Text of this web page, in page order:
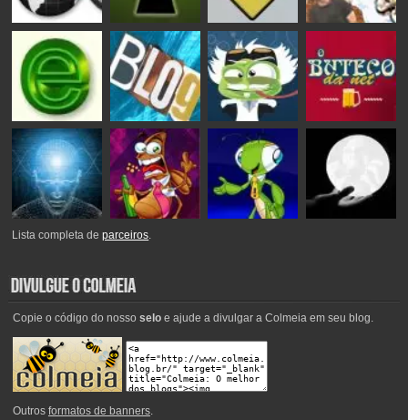
Lista completa deparceiros.
Copie o código do nosso seloe ajude a divulgar a Colmeia em seu blog.
Outros formatos de banners.